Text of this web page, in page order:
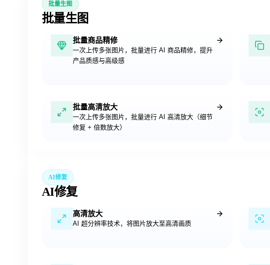
批量生图
批量生图
批量商品精修
一次上传多张图片，批量进行 AI 商品精修，提升
产品质感与高级感
批量高清放大
一次上传多张图片，批量进行 AI 高清放大（细节
修复 + 倍数放大）
AI修复
AI修复
高清放大
AI 超分辨率技术，将图片放大至高清画质